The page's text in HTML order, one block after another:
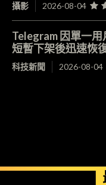
攝影 2026-08-04
Telegram 因單一
短暫下架後迅速恢
科技新聞 2026-08-04